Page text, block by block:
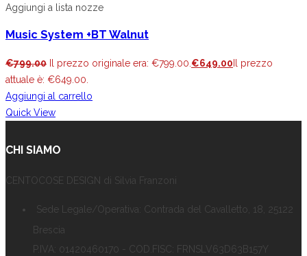
Aggiungi a lista nozze
Music System +BT Walnut
€799.00 Il prezzo originale era: €799.00. €649.00 Il prezzo
attuale è: €649.00.
Aggiungi al carrello
Quick View
CHI SIAMO
CENTOCOSE DESIGN di Silvia Franzoni
Sede Legale/Operativa: Contrada del Cavalletto, 18, 25122
Brescia
P.IVA: 01420460170 - COD.FISC: FRNSLV63D63B157Y